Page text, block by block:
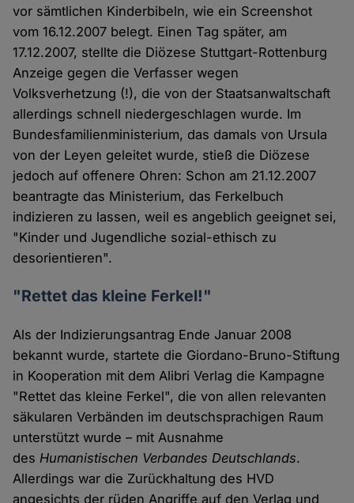
vor sämtlichen Kinderbibeln, wie ein Screenshot
vom 16.12.2007 belegt. Einen Tag später, am
17.12.2007, stellte die Diözese Stuttgart-Rottenburg
Anzeige gegen die Verfasser wegen
Volksverhetzung (!), die von der Staatsanwaltschaft
allerdings schnell niedergeschlagen wurde. Im
Bundesfamilienministerium, das damals von Ursula
von der Leyen geleitet wurde, stieß die Diözese
jedoch auf offenere Ohren: Schon am 21.12.2007
beantragte das Ministerium, das Ferkelbuch
indizieren zu lassen, weil es angeblich geeignet sei,
"Kinder und Jugendliche sozial-ethisch zu
desorientieren".
"Rettet das kleine Ferkel!"
Als der Indizierungsantrag Ende Januar 2008
bekannt wurde, startete die Giordano-Bruno-Stiftung
in Kooperation mit dem Alibri Verlag die Kampagne
"Rettet das kleine Ferkel", die von allen relevanten
säkularen Verbänden im deutschsprachigen Raum
unterstützt wurde – mit Ausnahme
desHumanistischen Verbandes Deutschlands.
Allerdings war die Zurückhaltung des HVD
angesichts der rüden Angriffe auf den Verlag und